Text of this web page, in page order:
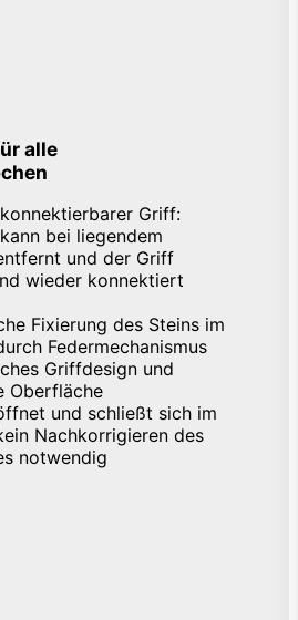
alle
Griff:
bei liegendem
und der Griff
wieder konnektiert
Fixierung des Steins im
Federmechanismus
Griffdesign und
Oberfläche
und schließt sich im
Nachkorrigieren des
notwendig